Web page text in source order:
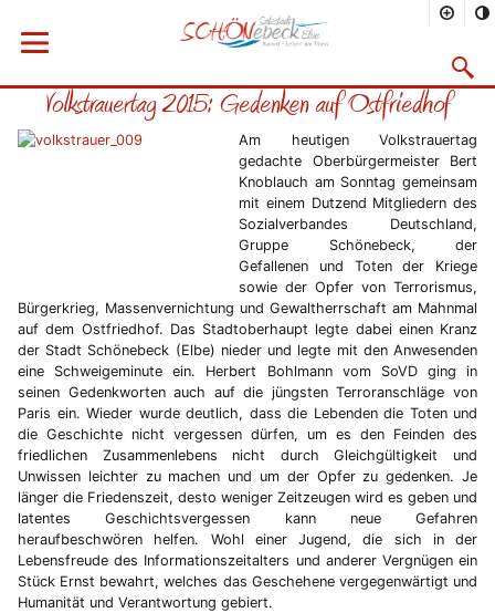
Menü öffnen
Vorheriges Bild
Startseite
Rathaus
Aktuelles 2015
Volkstrauertag 2015: Gedenken auf Ostfriedhof
Am heutigen Volkstrauertag
gedachte Oberbürgermeister Bert
Knoblauch am Sonntag gemeinsam
mit einem Dutzend Mitgliedern des
Sozialverbandes Deutschland,
Gruppe Schönebeck, der
Gefallenen und Toten der Kriege
sowie der Opfer von Terrorismus,
Bürgerkrieg, Massenvernichtung und Gewaltherrschaft am Mahnmal
auf dem Ostfriedhof. Das Stadtoberhaupt legte dabei einen Kranz
der Stadt Schönebeck (Elbe) nieder und legte mit den Anwesenden
eine Schweigeminute ein. Herbert Bohlmann vom SoVD ging in
seinen Gedenkworten auch auf die jüngsten Terroranschläge von
Paris ein. Wieder wurde deutlich, dass die Lebenden die Toten und
die Geschichte nicht vergessen dürfen, um es den Feinden des
friedlichen Zusammenlebens nicht durch Gleichgültigkeit und
Unwissen leichter zu machen und um der Opfer zu gedenken. Je
länger die Friedenszeit, desto weniger Zeitzeugen wird es geben und
latentes Geschichtsvergessen kann neue Gefahren
heraufbeschwören helfen. Wohl einer Jugend, die sich in der
Lebensfreude des Informationszeitalters und anderer Vergnügen ein
Stück Ernst bewahrt, welches das Geschehene vergegenwärtigt und
Humanität und Verantwortung gebiert.